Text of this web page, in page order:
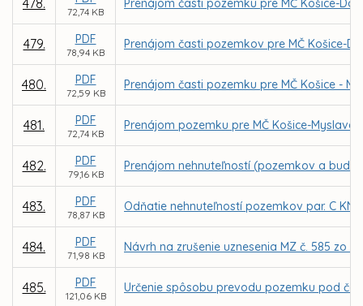
478.
72,74 KB
Prenájom časti pozemku pre MČ Košice-
479. PDF
78,94 KB
Prenájom časti pozemkov pre MČ Košice-
480. PDF
72,59 KB
Prenájom časti pozemku pre MČ Košice -
481. PDF
72,74 KB
Prenájom pozemku pre MČ Košice-
482. PDF
79,16 KB
Prenájom nehnuteľností (pozemkov a
483. PDF
78,87 KB
Odňatie nehnuteľností pozemkov par. C KN
484. PDF
71,98 KB
Návrh na zrušenie uznesenia MZ č. 585 zo
485. PDF
121,06 KB
Určenie spôsobu prevodu pozemku pod